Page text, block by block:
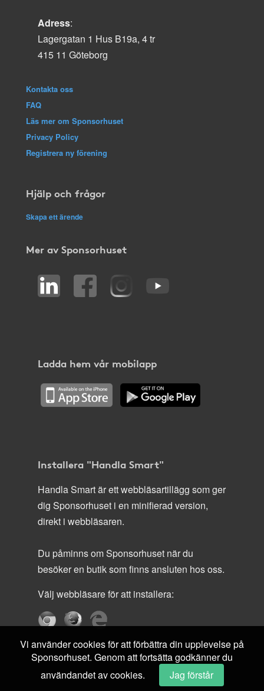
Adress:
Lagergatan 1 Hus B19a, 4 tr
415 11 Göteborg
Kontakta oss
FAQ
Läs mer om Sponsorhuset
Privacy Policy
Registrera ny förening
Hjälp och frågor
Skapa ett ärende
Mer av Sponsorhuset
Ladda hem vår mobilapp
Installera "Handla Smart"
Handla Smart är ett webbläsartillägg som ger
dig Sponsorhuset i en minifierad version,
direkt i webbläsaren.
Du påminns om Sponsorhuset när du
besöker en butik som finns ansluten hos oss.
Välj webbläsare för att installera:
Vi använder cookies för att förbättra din upplevelse på
Sponsorhuset. Genom att fortsätta godkänner du
användandet av cookies.
Jag förstår